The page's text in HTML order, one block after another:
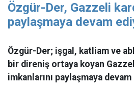
Özgür-Der, Gazzeli
paylaşmaya devam
Özgür-Der; işgal, katliam ve
bir direniş ortaya koyan
imkanlarını paylaşmaya